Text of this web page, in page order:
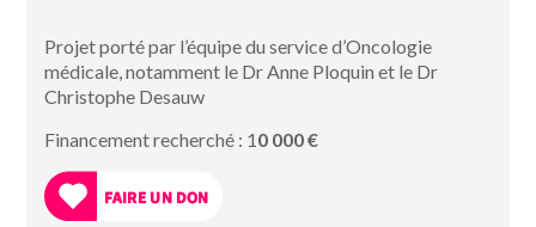
Projet porté par l’équipe du service d’Oncologie
médicale, notamment le Dr Anne Ploquin et le Dr
Christophe Desauw
Financement recherché : 10 000 €